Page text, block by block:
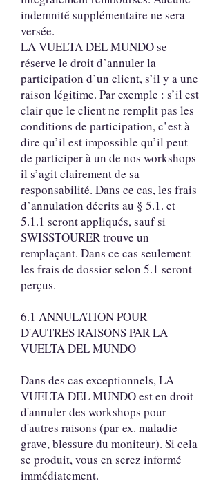
indemnité supplémentaire ne sera
versée.
LA VUELTA DEL MUNDO se
réserve le droit d’annuler la
participation d’un client, s’il y a une
raison légitime. Par exemple : s’il est
clair que le client ne remplit pas les
conditions de participation, c’est à
dire qu’il est impossible qu’il peut
de participer à un de nos workshops
il s’agit clairement de sa
responsabilité. Dans ce cas, les frais
d’annulation décrits au § 5.1. et
5.1.1 seront appliqués, sauf si
SWISSTOURER trouve un
remplaçant. Dans ce cas seulement
les frais de dossier selon 5.1 seront
perçus.
6.1 ANNULATION POUR
D'AUTRES RAISONS PAR LA
VUELTA DEL MUNDO
Dans des cas exceptionnels, LA
VUELTA DEL MUNDO est en droit
d'annuler des workshops pour
d'autres raisons (par ex. maladie
grave, blessure du moniteur). Si cela
se produit, vous en serez informé
immédiatement.